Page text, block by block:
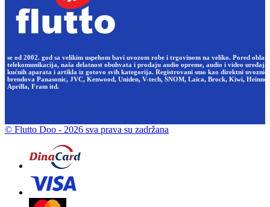
se od 2002. god sa velikim uspehom bavi uvozom robe i trgovinom na veliko. Pored
telekomunikacija, naša delatnost obuhvata i prodaju audio opreme, audio i video uređaja,
kućnih aparata i artikla iz gotovo svih kategorija. Registrovani smo kao direktni uvoznici
brendova Panasonic, JVC, Kenwood, Uniden, V-tech, SNOM, Laica, Brock, Kiwi,
Aprilla, Fram itd.
© Flutto Doo - 2026 sva prava su zadržana